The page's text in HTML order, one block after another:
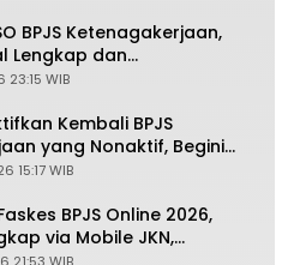
BPJS Ketenagakerjaan,
Lengkap dan
23:15 WIB
Kembali BPJS
yang Nonaktif, Begini
15:17 WIB
BPJS Online 2026,
via Mobile JKN,